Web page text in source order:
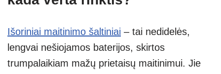
Išoriniai maitinimo šaltiniai – tai nedidelės,
lengvai nešiojamos baterijos, skirtos
trumpalaikiam mažų prietaisų maitinimui. Jie